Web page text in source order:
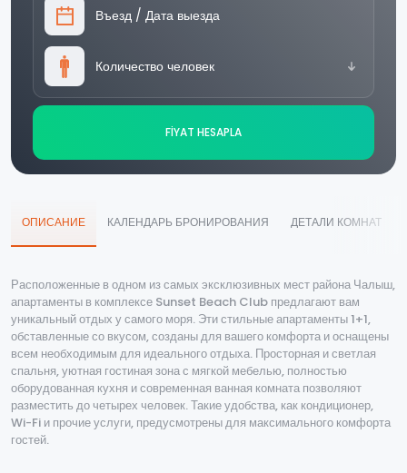
Въезд / Дата выезда
Количество человек
FİYAT HESAPLA
ОПИСАНИЕ КАЛЕНДАРЬ БРОНИРОВАНИЯ ДЕТАЛИ КОМНАТ
Расположенные в одном из самых эксклюзивных мест района Чалыш,
апартаменты в комплексе Sunset Beach Club предлагают вам
уникальный отдых у самого моря. Эти стильные апартаменты 1+1,
обставленные со вкусом, созданы для вашего комфорта и оснащены
всем необходимым для идеального отдыха. Просторная и светлая
спальня, уютная гостиная зона с мягкой мебелью, полностью
оборудованная кухня и современная ванная комната позволяют
разместить до четырех человек. Такие удобства, как кондиционер,
Wi-Fi и прочие услуги, предусмотрены для максимального комфорта
гостей.